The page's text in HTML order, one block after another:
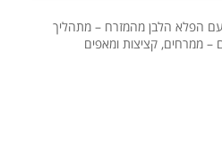
הפלא הלבן מהמזרח – מתהליך
– ממרחים, קציצות ומאפים